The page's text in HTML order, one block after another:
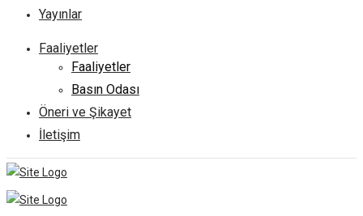
Yayınlar
Faaliyetler
Faaliyetler
Basın Odası
Öneri ve Şikayet
İletişim